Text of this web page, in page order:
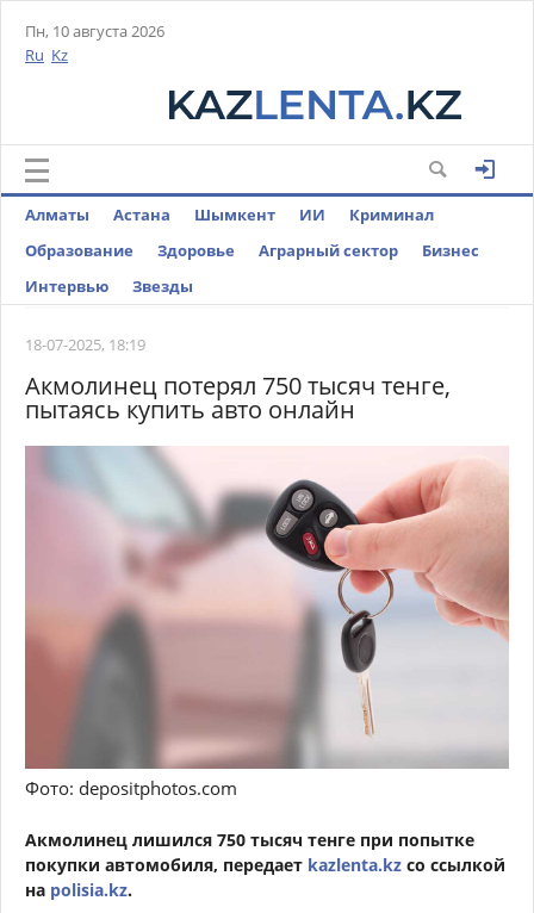
Пн, 10 августа 2026
Ru Kz
Алматы Астана Шымкент ИИ
Криминал
Образование
Здоровье Аграрный сектор
Бизнес
Интервью
Звезды
18-07-2025, 18:19
Акмолинец потерял 750 тысяч тенге,
пытаясь купить авто онлайн
Фото: depositphotos.com
Акмолинец лишился 750 тысяч тенге при попытке
покупки автомобиля, передает kazlenta.kz со ссылкой
на polisia.kz.